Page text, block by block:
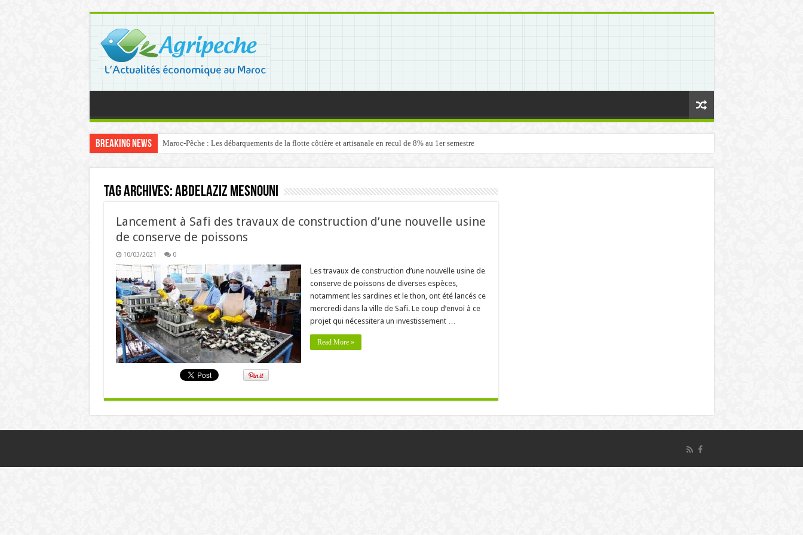
Breaking News Maroc-Pêche : Les débarquements de la flotte côtière et artisanale en recul de 8% au 1er semestre
Tag Archives:Abdelaziz Mesnouni
Lancement à Safi des travaux de construction d’une nouvelle usine
de conserve de poissons
10/03/2021 0
Les travaux de construction d’une nouvelle usine de
conserve de poissons de diverses espèces,
notamment les sardines et le thon, ont été lancés ce
mercredi dans la ville de Safi. Le coup d’envoi à ce
projet qui nécessitera un investissement …
Read More »